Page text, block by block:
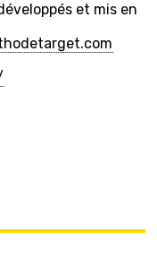
et mis en